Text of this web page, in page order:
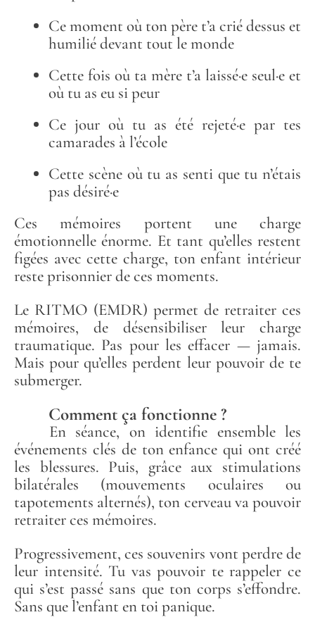
Ce moment où ton père t’a crié dessus et
humilié devant tout le monde
Cette fois où ta mère t’a laissé·e seul·e et
où tu as eu si peur
Ce jour où tu as été rejeté·e par tes
camarades à l’école
Cette scène où tu as senti que tu n’étais
pas désiré·e
Ces mémoires portent une charge
émotionnelle énorme. Et tant qu’elles restent
figées avec cette charge, ton enfant intérieur
reste prisonnier de ces moments.
Le RITMO (EMDR) permet de retraiter ces
mémoires, de désensibiliser leur charge
traumatique. Pas pour les effacer — jamais.
Mais pour qu’elles perdent leur pouvoir de te
submerger.
Comment ça fonctionne ?
En séance, on identifie ensemble les
événements clés de ton enfance qui ont créé
les blessures. Puis, grâce aux stimulations
bilatérales (mouvements oculaires ou
tapotements alternés), ton cerveau va pouvoir
retraiter ces mémoires.
Progressivement, ces souvenirs vont perdre de
leur intensité. Tu vas pouvoir te rappeler ce
qui s’est passé sans que ton corps s’effondre.
Sans que l’enfant en toi panique.